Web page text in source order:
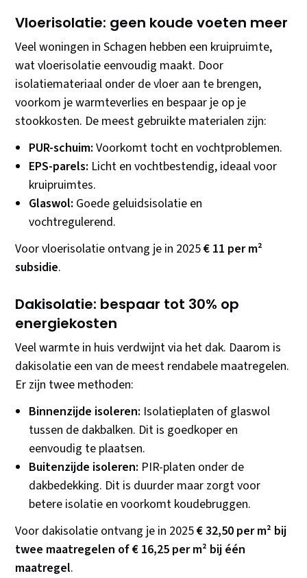
Vloerisolatie: geen koude voeten meer
Veel woningen in Schagen hebben een kruipruimte,
wat vloerisolatie eenvoudig maakt. Door
isolatiemateriaal onder de vloer aan te brengen,
voorkom je warmteverlies en bespaar je op je
stookkosten. De meest gebruikte materialen zijn:
PUR-schuim: Voorkomt tocht en vochtproblemen.
EPS-parels: Licht en vochtbestendig, ideaal voor
kruipruimtes.
Glaswol: Goede geluidsisolatie en
vochtregulerend.
Voor vloerisolatie ontvang je in 2025€ 11 per m²
subsidie.
Dakisolatie: bespaar tot 30% op
energiekosten
Veel warmte in huis verdwijnt via het dak. Daarom is
dakisolatie een van de meest rendabele maatregelen.
Er zijn twee methoden:
Binnenzijde isoleren: Isolatieplaten of glaswol
tussen de dakbalken. Dit is goedkoper en
eenvoudig te plaatsen.
Buitenzijde isoleren: PIR-platen onder de
dakbedekking. Dit is duurder maar zorgt voor
betere isolatie en voorkomt koudebruggen.
Voor dakisolatie ontvang je in 2025€ 32,50 per m² bij
twee maatregelen of € 16,25 per m² bij één
maatregel.